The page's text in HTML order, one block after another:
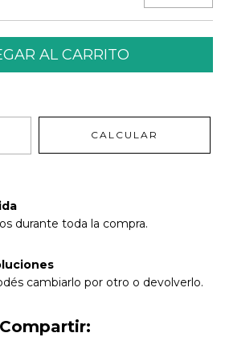
CALCULAR
durante toda la compra.
cambiarlo por otro o devolverlo.
Compartir: